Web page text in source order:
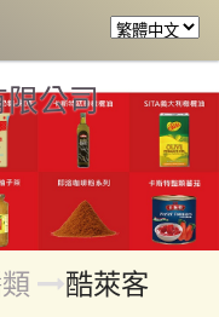
公司
酷萊客